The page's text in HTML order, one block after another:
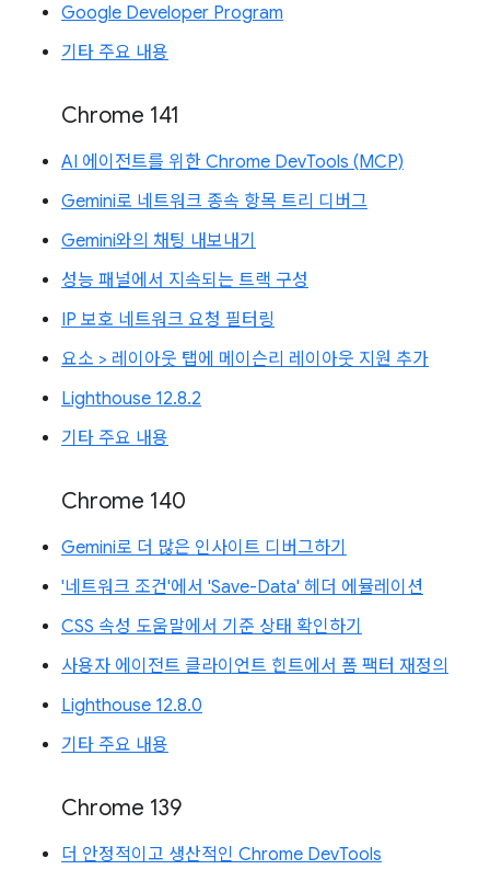
Google Developer Program
기타 주요 내용
Chrome 141
AI 에이전트를 위한 Chrome DevTools (MCP)
Gemini로 네트워크 종속 항목 트리 디버그
Gemini와의 채팅 내보내기
성능 패널에서 지속되는 트랙 구성
IP 보호 네트워크 요청 필터링
요소 > 레이아웃 탭에 메이슨리 레이아웃 지원 추가
Lighthouse 12.8.2
기타 주요 내용
Chrome 140
Gemini로 더 많은 인사이트 디버그하기
'네트워크 조건'에서 'Save-Data' 헤더 에뮬레이션
CSS 속성 도움말에서 기준 상태 확인하기
사용자 에이전트 클라이언트 힌트에서 폼 팩터 재정의
Lighthouse 12.8.0
기타 주요 내용
Chrome 139
더 안정적이고 생산적인 Chrome DevTools